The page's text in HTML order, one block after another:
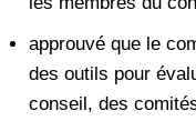
approuvé que le
des outils pour
conseil, des